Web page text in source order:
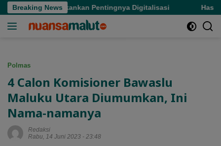
Langsung
ke
Breaking News
Malut Tekankan Pentingnya Digitalisasi Hasby
Polmas
4 Calon Komisioner Bawaslu
Maluku Utara Diumumkan, Ini
Nama-namanya
Redaksi
Rabu, 14 Juni 2023 - 23:48